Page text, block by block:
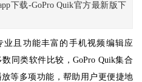
下载-GoPro Quik官方最新版下
业且功能丰富的手机视频编辑应
同类软件比较，GoPro Quik集合
等多项功能，帮助用户更便捷地